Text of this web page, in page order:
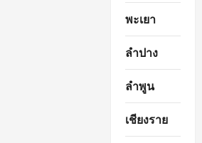
พะเยา
ลำปาง
ลำพูน
เชียงราย